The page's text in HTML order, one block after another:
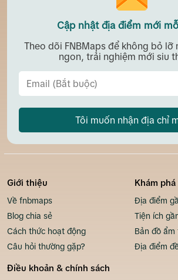
Cập nhật địa điểm mới
Theo dõi FNBMaps để không bỏ lỡ
ngon, trải nghiệm mới siu
Tôi muốn nhận địa chỉ
Giới thiệu
Về fnbmaps
Blog chia sẻ
Cách thức hoạt động
Câu hỏi thường gặp?
Khám
Địa điểm
Tiện ích
Bản đồ ẩm
Địa điểm
Điều khoản & chính sách